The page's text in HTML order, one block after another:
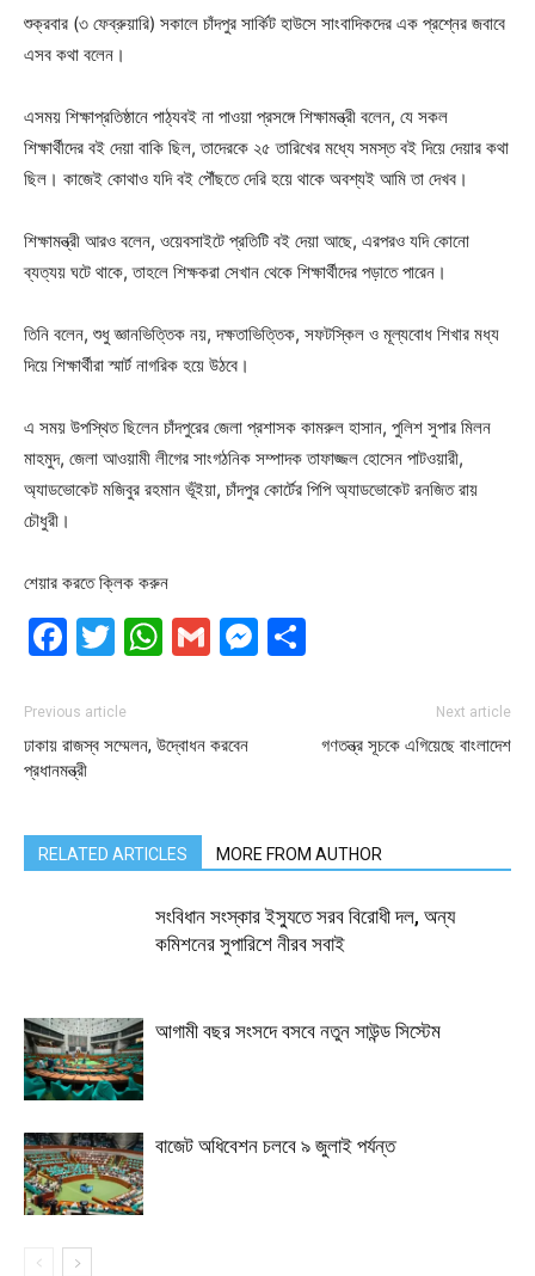
শুক্রবার (৩ ফেব্রুয়ারি) সকালে চাঁদপুর সার্কিট হাউসে সাংবাদিকদের এক প্রশ্নের জবাবে
এসব কথা বলেন।
এসময় শিক্ষাপ্রতিষ্ঠানে পাঠ্যবই না পাওয়া প্রসঙ্গে শিক্ষামন্ত্রী বলেন, যে সকল
শিক্ষার্থীদের বই দেয়া বাকি ছিল, তাদেরকে ২৫ তারিখের মধ্যে সমস্ত বই দিয়ে দেয়ার কথা
ছিল। কাজেই কোথাও যদি বই পৌঁছতে দেরি হয়ে থাকে অবশ্যই আমি তা দেখব।
শিক্ষামন্ত্রী আরও বলেন, ওয়েবসাইটে প্রতিটি বই দেয়া আছে, এরপরও যদি কোনো
ব্যত্যয় ঘটে থাকে, তাহলে শিক্ষকরা সেখান থেকে শিক্ষার্থীদের পড়াতে পারেন।
তিনি বলেন, শুধু জ্ঞানভিত্তিক নয়, দক্ষতাভিত্তিক, সফটস্কিল ও মূল্যবোধ শিখার মধ্য
দিয়ে শিক্ষার্থীরা স্মার্ট নাগরিক হয়ে উঠবে।
এ সময় উপস্থিত ছিলেন চাঁদপুরের জেলা প্রশাসক কামরুল হাসান, পুলিশ সুপার মিলন
মাহমুদ, জেলা আওয়ামী লীগের সাংগঠনিক সম্পাদক তাফাজ্জল হোসেন পাটওয়ারী,
অ্যাডভোকেট মজিবুর রহমান ভূঁইয়া, চাঁদপুর কোর্টের পিপি অ্যাডভোকেট রনজিত রায়
চৌধুরী।
শেয়ার করতে ক্লিক করুন
Facebook
Twitter
WhatsApp
GmailMessenger
Previous article
ঢাকায় রাজস্ব সম্মেলন, উদ্বোধন করবেন
প্রধানমন্ত্রী
Next article
গণতন্ত্র সূচকে এগিয়েছে বাংলাদেশ
RELATED ARTICLES MORE FROM AUTHOR
সংবিধান সংস্কার ইস্যুতে সরব বিরোধী দল, অন্য
কমিশনের সুপারিশে নীরব সবাই
আগামী বছর সংসদে বসবে নতুন সাউন্ড সিস্টেম
বাজেট অধিবেশন চলবে ৯ জুলাই পর্যন্ত